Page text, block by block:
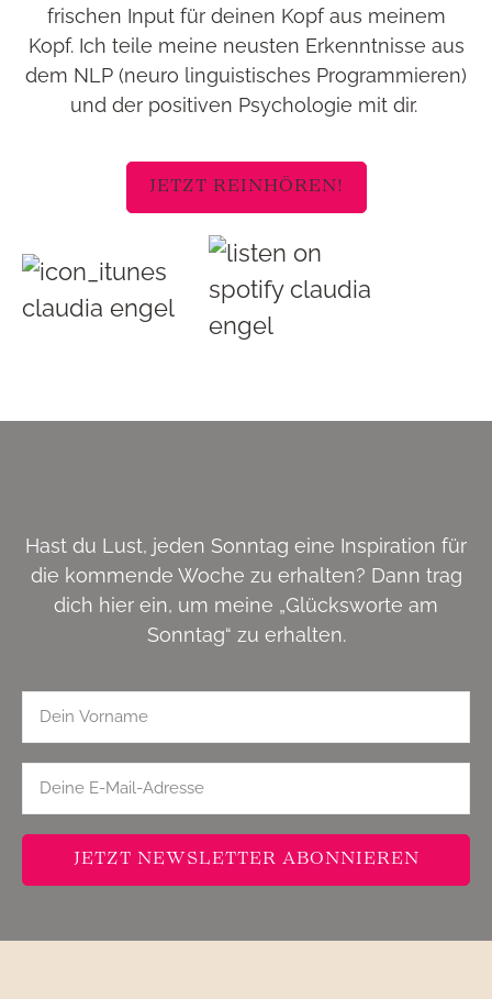
frischen Input für deinen Kopf aus meinem
Kopf. Ich teile meine neusten Erkenntnisse aus
dem NLP (neuro linguistisches Programmieren)
und der positiven Psychologie mit dir.
JETZT REINHÖREN!
Hast du Lust, jeden Sonntag eine Inspiration für
die kommende Woche zu erhalten? Dann trag
dich hier ein, um meine „Glücksworte am
Sonntag“ zu erhalten.
JETZT NEWSLETTER ABONNIEREN